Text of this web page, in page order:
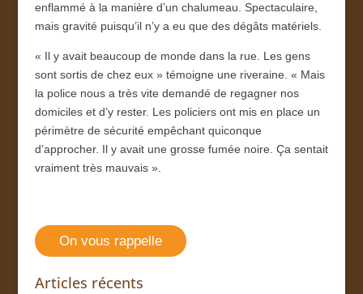
enflammé à la manière d’un chalumeau. Spectaculaire,
mais gravité puisqu’il n’y a eu que des dégâts matériels.
« Il y avait beaucoup de monde dans la rue. Les gens
sont sortis de chez eux » témoigne une riveraine. « Mais
la police nous a très vite demandé de regagner nos
domiciles et d’y rester. Les policiers ont mis en place un
périmètre de sécurité empêchant quiconque
d’approcher. Il y avait une grosse fumée noire. Ça sentait
vraiment très mauvais ».
On vous rappelle
Articles récents